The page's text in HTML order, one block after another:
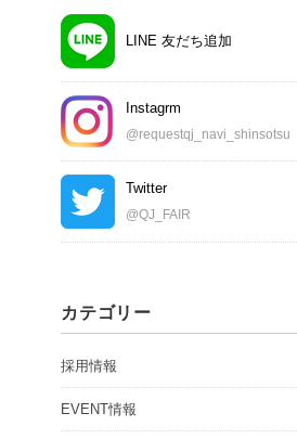
LINE 友だち追加
Instagrm
@requestqj_navi_shinsotsu
Twitter
@QJ_FAIR
カテゴリー
採用情報
EVENT情報